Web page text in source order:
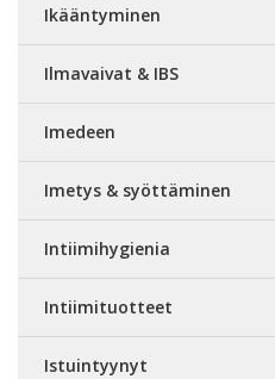
Ikääntyminen
Ilmavaivat & IBS
Imedeen
Imetys & syöttäminen
Intiimihygienia
Intiimituotteet
Istuintyynyt